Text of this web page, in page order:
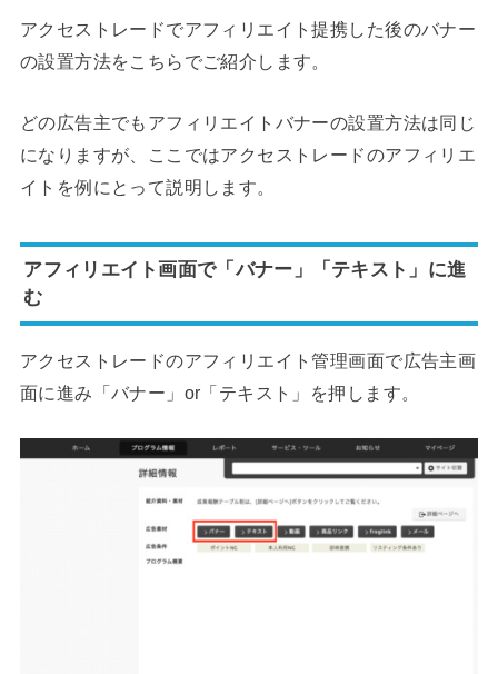
アクセストレードでアフィリエイト提携した後のバナー
の設置方法をこちらでご紹介します。
どの広告主でもアフィリエイトバナーの設置方法は同じ
になりますが、ここではアクセストレードのアフィリエ
イトを例にとって説明します。
アフィリエイト画面で「バナー」「テキスト」に進
む
アクセストレードのアフィリエイト管理画面で広告主画
面に進み「バナー」or「テキスト」を押します。